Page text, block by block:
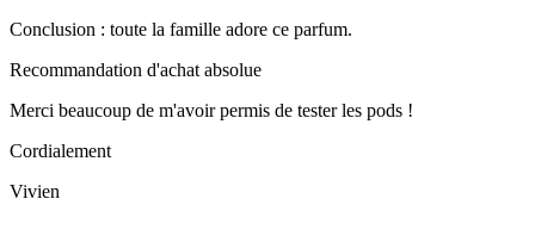
Conclusion : toute la famille adore ce parfum.
Recommandation d'achat absolue
Merci beaucoup de m'avoir permis de tester les pods !
Cordialement
Vivien